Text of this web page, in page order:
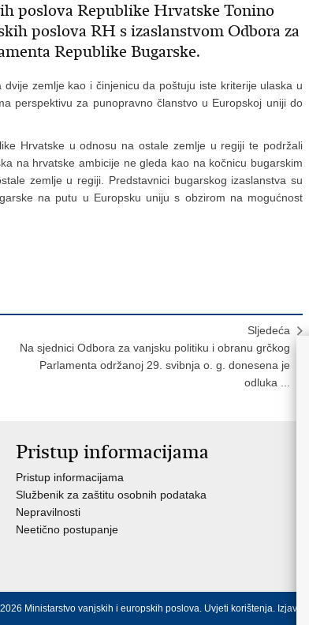
poslova Republike Hrvatske Tonino
poslova RH s izaslanstvom Odbora za
Republike Bugarske.
zemlje kao i činjenicu da poštuju iste kriterije ulaska u
perspektivu za punopravno članstvo u Europskoj uniji do
Hrvatske u odnosu na ostale zemlje u regiji te podržali
na hrvatske ambicije ne gleda kao na kočnicu bugarskim
zemlje u regiji. Predstavnici bugarskog izaslanstva su
na putu u Europsku uniju s obzirom na mogućnost
Sljedeća
Na sjednici Odbora za vanjsku politiku i obranu grčkog
Parlamenta održanoj 29. svibnja o. g. donesena je
odluka ...
Pristup informacijama
Pristup informacijama
Službenik za zaštitu osobnih podataka
Nepravilnosti
Neetično postupanje
Ministarstvo vanjskih i europskih poslova. Uvjeti korištenja. Izjava